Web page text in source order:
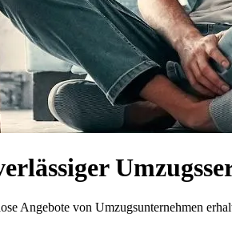
Angebote von Umzugsunternehmen